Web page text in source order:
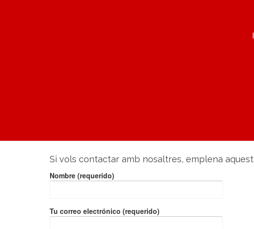
Si vols contactar amb nosaltres, emplena
Nombre (requerido)
Tu correo electrónico (requerido)